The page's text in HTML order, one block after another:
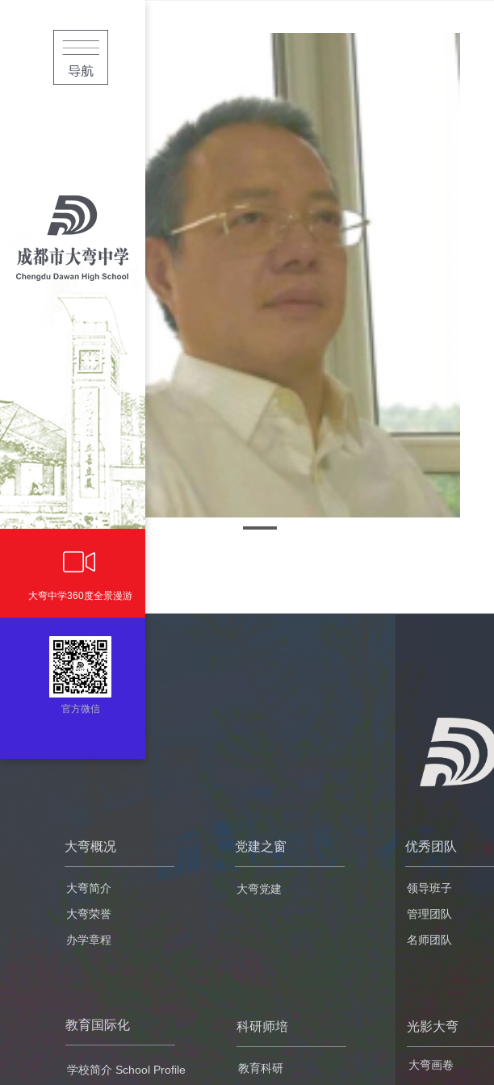
ꀕ
大弯中学360度全景漫游
官方微信
大弯简介
大弯荣誉
办学章程
教育科研
大弯概况
科研师培
大弯党建
大弯画卷
党建之窗
光影大弯
领导班子
管理团队
名师团队
优秀团队
学校简介 School Profile
教育国际化